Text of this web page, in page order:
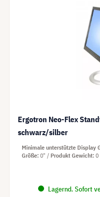
Ergotron Neo-Flex
schwarz/silber
Lagernd. Sofort
Minimale unterstützte Display
Größe 0" Produkt Gewicht 0